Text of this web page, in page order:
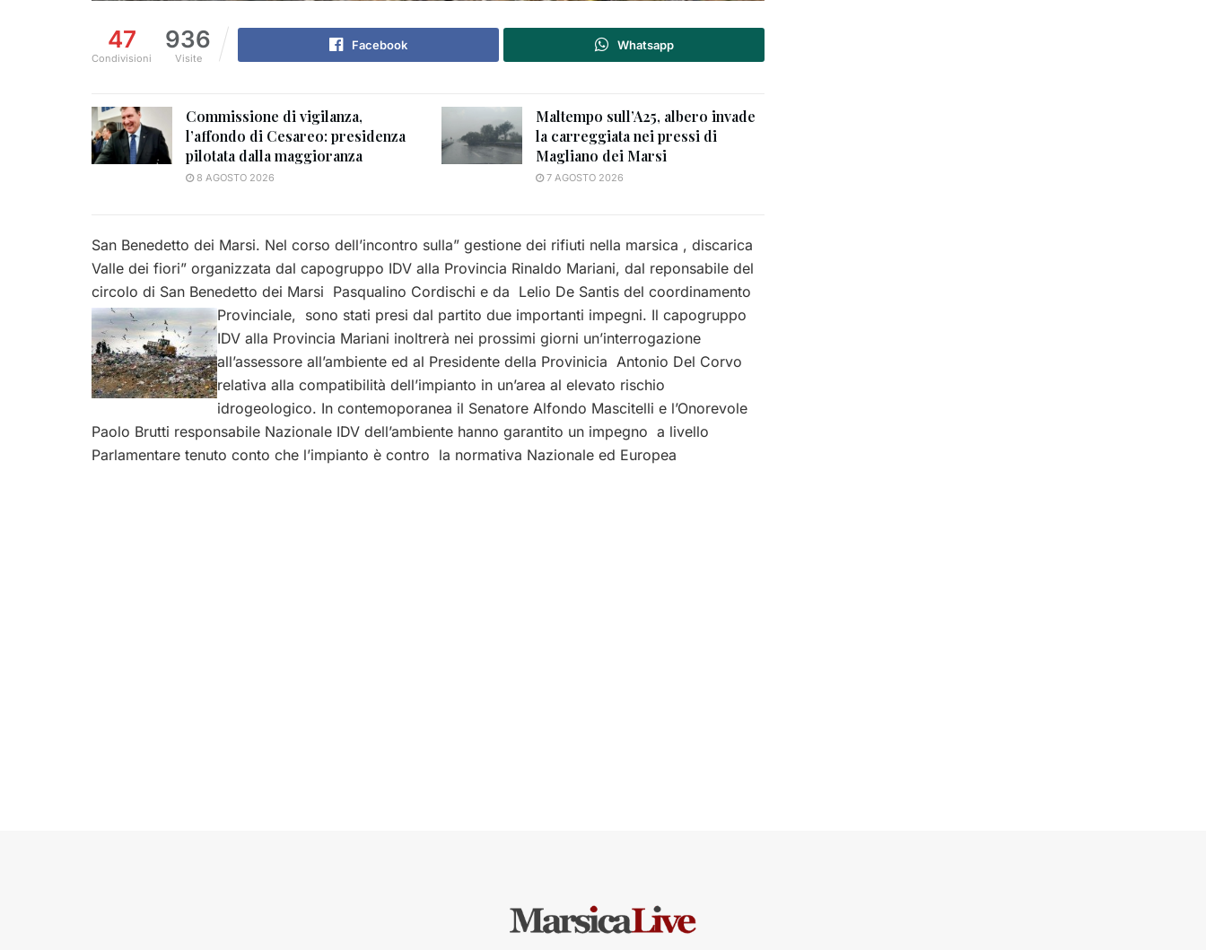
47
Condivisioni
936
Visite
Facebook Whatsapp
Commissione di vigilanza,
l’affondo di Cesareo: presidenza
pilotata dalla maggioranza
8 AGOSTO 2026
Maltempo sull’A25, albero invade
la carreggiata nei pressi di
Magliano dei Marsi
7 AGOSTO 2026
San Benedetto dei Marsi. Nel corso dell’incontro sulla” gestione dei rifiuti nella marsica , discarica
Valle dei fiori” organizzata dal capogruppo IDV alla Provincia Rinaldo Mariani, dal reponsabile del
circolo di San Benedetto dei Marsi Pasqualino Cordischi e da Lelio De Santis del coordinamento
Provinciale, sono stati presi dal partito due importanti impegni. Il capogruppo
IDV alla Provincia Mariani inoltrerà nei prossimi giorni un’interrogazione
all’assessore all’ambiente ed al Presidente della Provinicia Antonio Del Corvo
relativa alla compatibilità dell’impianto in un’area al elevato rischio
idrogeologico. In contemoporanea il Senatore Alfondo Mascitelli e l’Onorevole
Paolo Brutti responsabile Nazionale IDV dell’ambiente hanno garantito un impegno a livello
Parlamentare tenuto conto che l’impianto è contro la normativa Nazionale ed Europea